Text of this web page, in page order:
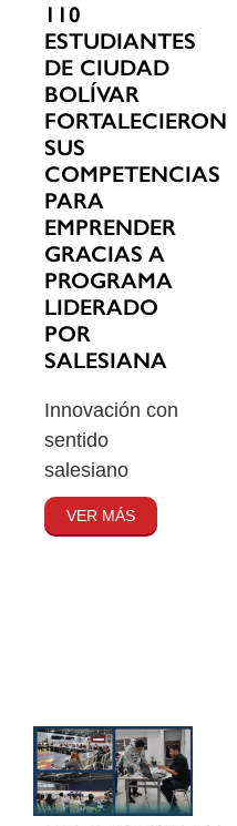
110
ESTUDIANTES
DE CIUDAD
BOLÍVAR
FORTALECIERON
SUS
COMPETENCIAS
PARA
EMPRENDER
GRACIAS A
PROGRAMA
LIDERADO
POR
SALESIANA
Innovación con
sentido
salesiano
VER MÁS